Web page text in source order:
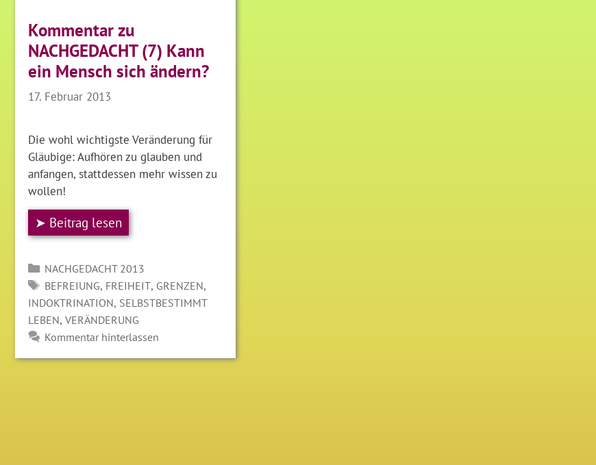
Kommentar zu
NACHGEDACHT (7) Kann
ein Mensch sich ändern?
17. Februar 2013
Die wohl wichtigste Veränderung für
Gläubige: Aufhören zu glauben und
anfangen, stattdessen mehr wissen zu
wollen!
➤ Beitrag lesen
Kategorien
NACHGEDACHT 2013
SCHLAGWÖRTER
BEFREIUNG, FREIHEIT, GRENZEN,
INDOKTRINATION, SELBSTBESTIMMT
LEBEN,VERÄNDERUNG
Kommentar hinterlassen